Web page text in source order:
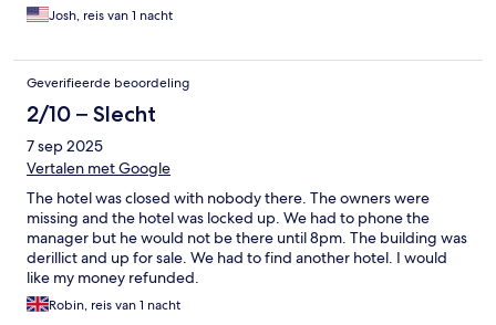
Josh, reis van 1 nacht
Geverifieerde beoordeling
2/10 – Slecht
7 sep 2025
Vertalen met Google
The hotel was closed with nobody there. The owners were
missing and the hotel was locked up. We had to phone the
manager but he would not be there until 8pm. The building was
derillict and up for sale. We had to find another hotel. I would
like my money refunded.
Robin, reis van 1 nacht